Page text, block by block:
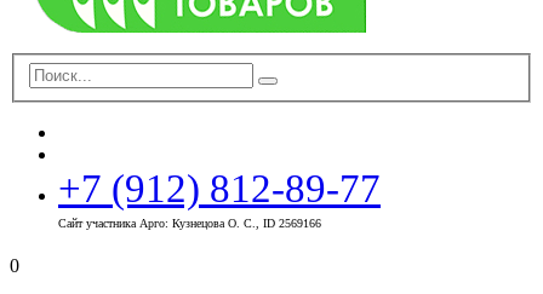
+7 (912) 812-89-77
Сайт участника Арго: Кузнецова О. С., ID 2569166
0